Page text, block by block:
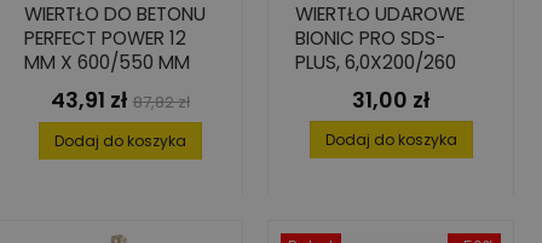
WIERTŁO DO BETONU
PERFECT POWER 12
MM X 600/550 MM
Cena
43,91 zł Cena
podstawowa
87,82 zł
Dodaj do koszyka
WIERTŁO UDAROWE
BIONIC PRO SDS-
PLUS, 6,0X200/260
Cena
31,00 zł
Dodaj do koszyka